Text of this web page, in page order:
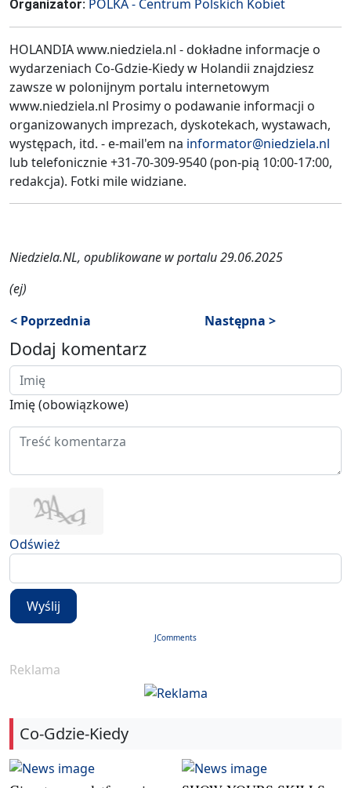
Organizator: POLKA - Centrum Polskich Kobiet
HOLANDIA www.niedziela.nl - dokładne informacje o
wydarzeniach Co-Gdzie-Kiedy w Holandii znajdziesz
zawsze w polonijnym portalu internetowym
www.niedziela.nl Prosimy o podawanie informacji o
organizowanych imprezach, dyskotekach, wystawach,
występach, itd. - e-mail'em na informator@niedziela.nl
lub telefonicznie +31-70-309-9540 (pon-pią 10:00-17:00,
redakcja). Fotki mile widziane.
Niedziela.NL, opublikowane w portalu 29.06.2025
(ej)
< Poprzednia
Następna >
Dodaj komentarz
Imię (obowiązkowe)
Odśwież
Wyślij
JComments
Reklama
Co-Gdzie-Kiedy